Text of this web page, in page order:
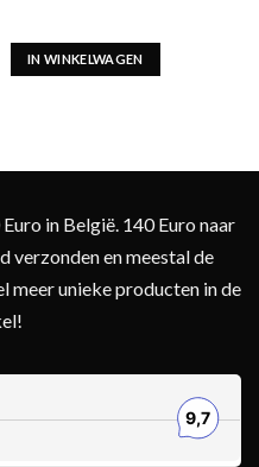
IN WINKELWAGEN
in België. 140 Euro naar
verzonden en meestal de
meer unieke producten in de